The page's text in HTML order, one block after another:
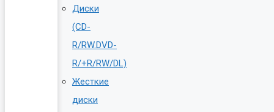
Диски
(CD-
R/RW.DVD-
R/+R/RW/DL)
Жесткие
диски